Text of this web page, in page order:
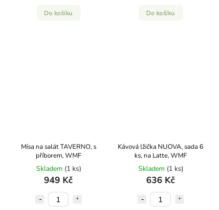
Do košíku Do košíku
Mísa na salát TAVERNO, s
příborem, WMF
Skladem (1 ks)
949 Kč
Kávová lžička NUOVA, sada 6
ks, na Latte, WMF
Skladem (1 ks)
636 Kč